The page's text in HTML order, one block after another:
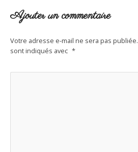
Ajouter un commentaire
Votre adresse e-mail ne sera pas publiée.
sont indiqués avec *